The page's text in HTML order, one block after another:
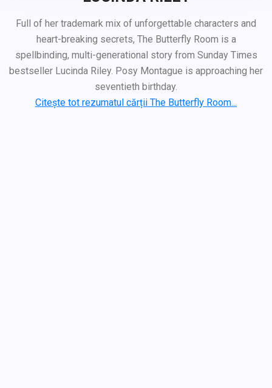
Full of her trademark mix of unforgettable characters and
heart-breaking secrets, The Butterfly Room is a
spellbinding, multi-generational story from Sunday Times
bestseller Lucinda Riley. Posy Montague is approaching her
seventieth birthday.
Citește tot rezumatul cărții The Butterfly Room...